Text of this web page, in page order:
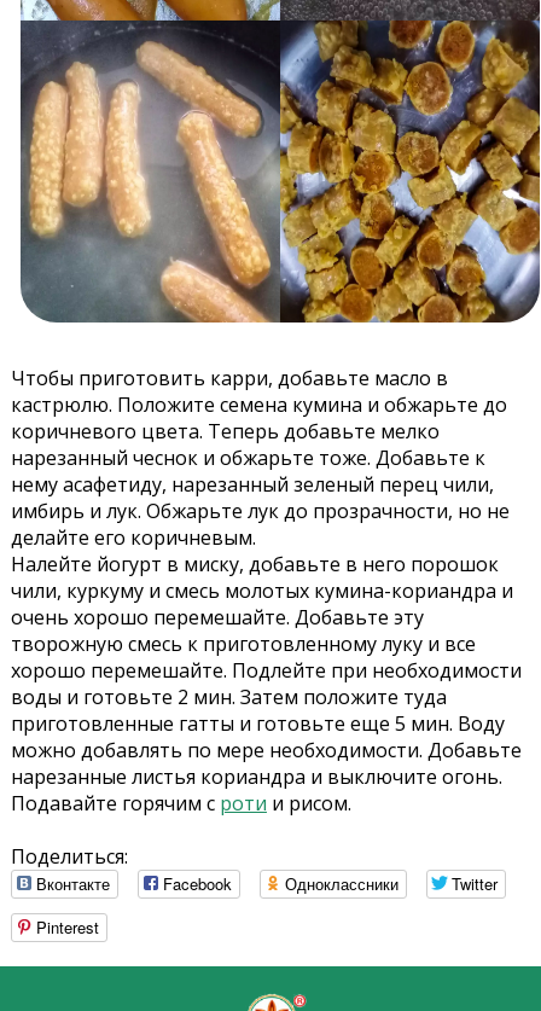
Чтобы приготовить карри, добавьте масло в
кастрюлю. Положите семена кумина и обжарьте до
коричневого цвета. Теперь добавьте мелко
нарезанный чеснок и обжарьте тоже. Добавьте к
нему асафетиду, нарезанный зеленый перец чили,
имбирь и лук. Обжарьте лук до прозрачности, но не
делайте его коричневым.
Налейте йогурт в миску, добавьте в него порошок
чили, куркуму и смесь молотых кумина-кориандра и
очень хорошо перемешайте. Добавьте эту
творожную смесь к приготовленному луку и все
хорошо перемешайте. Подлейте при необходимости
воды и готовьте 2 мин. Затем положите туда
приготовленные гатты и готовьте еще 5 мин. Воду
можно добавлять по мере необходимости. Добавьте
нарезанные листья кориандра и выключите огонь.
Подавайте горячим с роти и рисом.
Поделиться:
Вконтакте Facebook Одноклассники
Twitter
Pinterest